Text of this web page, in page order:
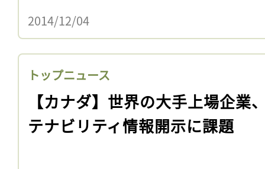
2014/12/04
トップニュース
【カナダ】世界の大手上場企業
テナビリティ情報開示に課題